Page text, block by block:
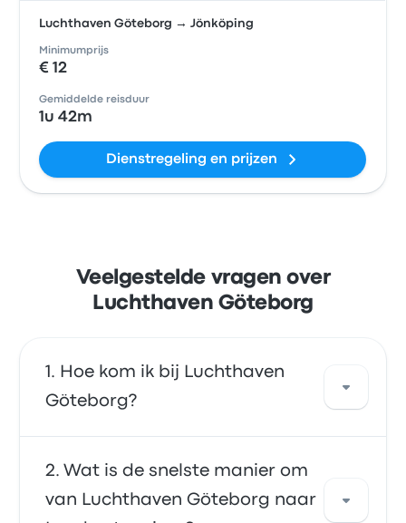
Luchthaven Göteborg → Jönköping
Minimumprijs
€ 12
Gemiddelde reisduur
1u 42m
Dienstregeling en prijzen
Veelgestelde vragen over
Luchthaven Göteborg
Hoe kom ik bij Luchthaven
Göteborg?
Je kunt per bus rechtstreeks naar het
vliegveld reizen. Of je kunt een taxi nemen of
Wat is de snelste manier om
van Luchthaven Göteborg naar